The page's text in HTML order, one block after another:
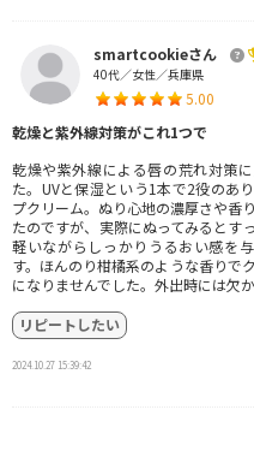
smartcookieさん
40代／女性／兵庫県
5.00
乾燥と紫外線対策がこれ1つで
乾燥や紫外線による唇の荒れ対策
た。UVと保湿という1本で2役のあ
プクリーム。ぬり心地の濃厚さや香
たのですが、実際にぬってみるとす
軽いながらしっかりうるおい感を
す。ほんのり柑橘系のような香りで
になりませんでした。外出時には欠
リピートしたい
2024.10.27 15:39:42